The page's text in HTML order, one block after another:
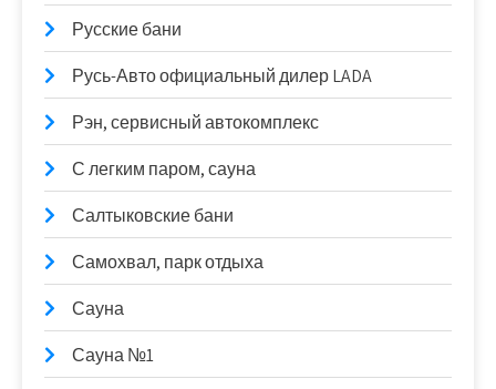
Русские бани
Русь-Авто официальный дилер LADA
Рэн, сервисный автокомплекс
С легким паром, сауна
Салтыковские бани
Самохвал, парк отдыха
Сауна
Сауна №1